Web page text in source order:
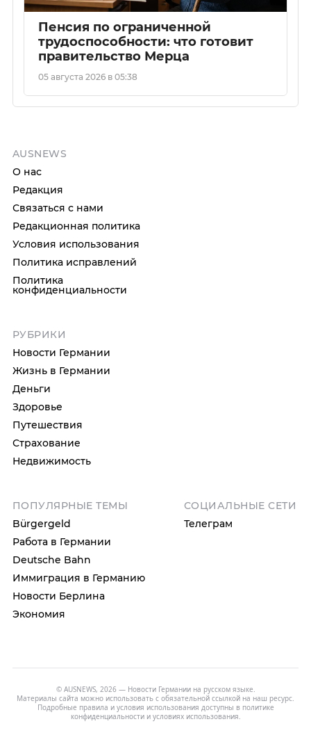
Пенсия по ограниченной
трудоспособности: что готовит
правительство Мерца
05 августа 2026 в 05:38
AUSNEWS
О нас
Редакция
Связаться с нами
Редакционная политика
Условия использования
Политика исправлений
Политика
конфиденциальности
РУБРИКИ
Новости Германии
Жизнь в Германии
Деньги
Здоровье
Путешествия
Страхование
Недвижимость
ПОПУЛЯРНЫЕ ТЕМЫ
Bürgergeld
Работа в Германии
Deutsche Bahn
Иммиграция в Германию
Новости Берлина
Экономия
СОЦИАЛЬНЫЕ СЕТИ
Телеграм
© AUSNEWS, 2026 — Новости Германии на русском языке.
Материалы сайта можно использовать с обязательной ссылкой на наш ресурс.
Подробные правила и условия использования доступны в политике
конфиденциальностии условиях использования.